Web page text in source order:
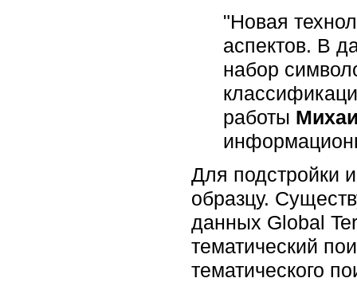
"Новая
аспектов. В
набор
работы
Для подстройки
образцу.
данных Global
тематический
тематического